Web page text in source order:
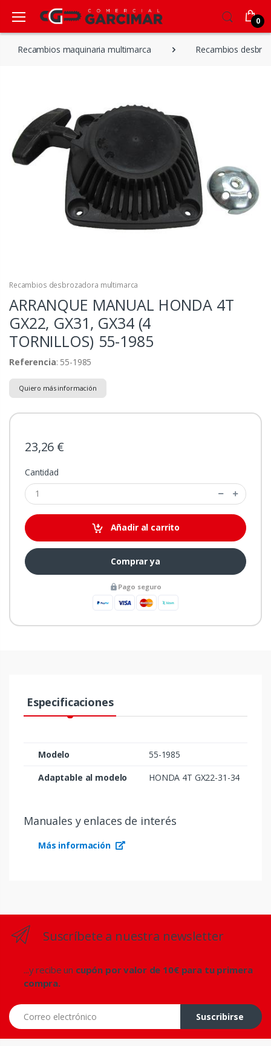
0
Recambios maquinaria multimarca Recambios
Recambios desbrozadora multimarca
ARRANQUE MANUAL HONDA 4T
GX22, GX31, GX34 (4
TORNILLOS) 55-1985
Referencia: 55-1985
Quiero más información
23,26 €
Cantidad
Añadir al carrito
Comprar ya
Pago seguro
Especificaciones
Modelo
55-1985
Adaptable al modelo
HONDA 4T GX22-31-34
Manuales y enlaces de interés
Más información
Suscríbete a nuestra newsletter
...y recibe un cupón por valor de 10€ para tu primera
compra.
Correo electrónico
Suscribirse